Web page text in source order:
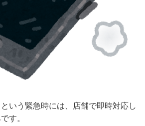
という緊急時には、店舗で即時対応し
す。